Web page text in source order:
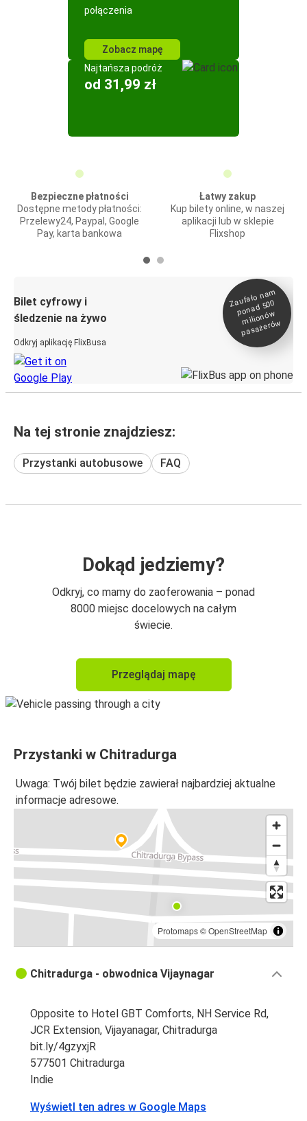
połączenia
Zobacz mapę
Najtańsza podróż
od 31,99 zł
Bezpieczne płatności
Dostępne metody płatności:
Przelewy24, Paypal, Google
Pay, karta bankowa
Łatwy zakup
Kup bilety online, w naszej
aplikacji lub w sklepie
Flixshop
Bilet cyfrowy i
śledzenie na żywo
Odkryj aplikację FlixBusa
Zaufało na
m
ponad 500
milionó
w
pasażeró
w
Na tej stronie znajdziesz:
Przystanki autobusowe FAQ
Dokąd jedziemy?
Odkryj, co mamy do zaoferowania – ponad
8000 miejsc docelowych na całym
świecie.
Przeglądaj mapę
Przystanki w Chitradurga
Uwaga: Twój bilet będzie zawierał najbardziej aktualne
informacje adresowe.
Protomaps©OpenStreetMap
Chitradurga - obwodnica Vijaynagar
Opposite to Hotel GBT Comforts, NH Service Rd,
JCR Extension, Vijayanagar, Chitradurga
bit.ly/4gzyxjR
577501 Chitradurga
Indie
Wyświetl ten adres w Google Maps